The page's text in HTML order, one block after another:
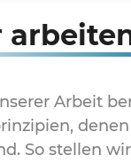
Arbeit
So stellen